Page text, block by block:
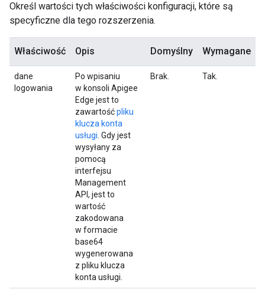
Określ wartości tych właściwości konfiguracji, które są
specyficzne dla tego rozszerzenia.
Właściwość Opis Domyślny Wymagane
dane
logowania
Po wpisaniu
w konsoli Apigee
Edge jest to
zawartośćpliku
klucza konta
usługi . Gdy jest
wysyłany za
pomocą
interfejsu
Management
API, jest to
wartość
zakodowana
w formacie
base64
wygenerowana
z pliku klucza
konta usługi.
Brak. Tak.